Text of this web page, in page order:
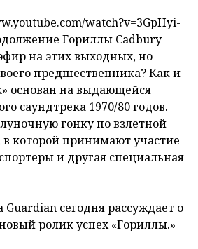
watch?v=3GpHyi-
Гориллы Cadbury
на этих выходных, но
предшественника? Как и
основан на выдающейся
саундтрека 1970/80 годов.
гонку по взлетной
в которой принимают участие
и другая специальная
сегодня рассуждает о
ролик успех «Гориллы.»